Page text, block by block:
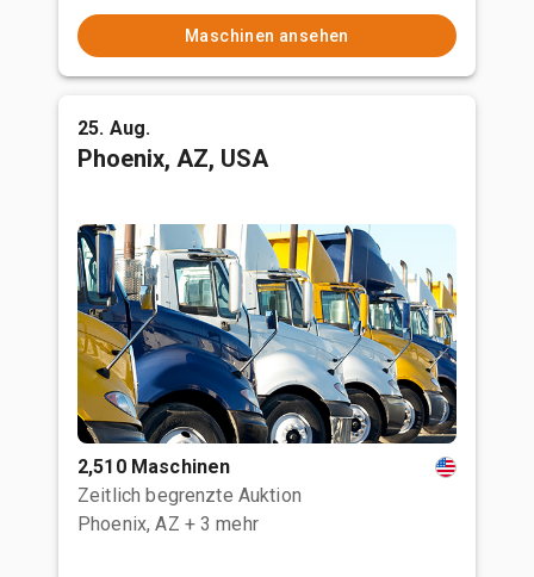
Maschinen ansehen
25. Aug.
Phoenix, AZ, USA
2,510 Maschinen
Zeitlich begrenzte Auktion
Phoenix, AZ + 3 mehr